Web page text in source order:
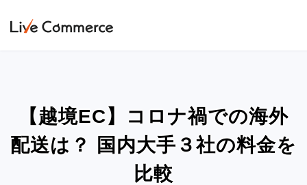
【越境EC】コロナ禍での海外
配送は？ 国内大手３社の料金を
比較